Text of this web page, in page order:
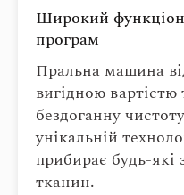
Широкий
програм
Пральна машина
вигідною вартістю
бездоганну
унікальній
прибирає будь-які
тканин.